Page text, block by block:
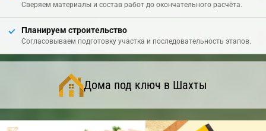
Сверяем материалы и состав работ до окончательного расчёта.
Планируем строительство
Согласовываем подготовку участка и последовательность этапов.
Дома под ключ в Шахты